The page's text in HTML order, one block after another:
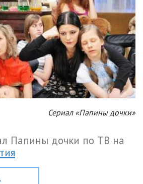
Сериал «Папины дочки»
Папины дочки по ТВ на